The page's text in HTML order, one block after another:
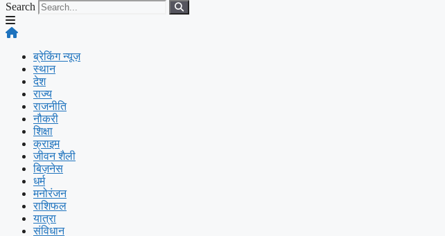
Search
ब्रेकिंग न्यूज़
स्थान
देश
राज्य
राजनीति
नौकरी
शिक्षा
क्राइम
जीवन शैली
बिज़नेस
धर्म
मनोरंजन
राशिफल
यात्रा
संविधान